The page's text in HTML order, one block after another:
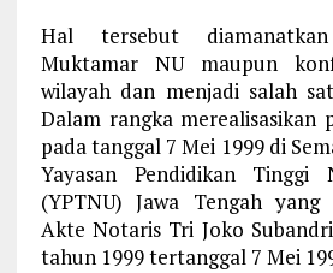
Hal tersebut
Muktamar NU maupun
wilayah dan menjadi salah
Dalam rangka merealisasikan
pada tanggal 7 Mei 1999 di
Yayasan Pendidikan Tinggi
(YPTNU) Jawa Tengah yang
Akte Notaris Tri Joko
tahun 1999 tertanggal 7 Mei